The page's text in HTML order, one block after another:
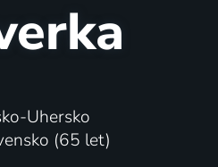
Uhersko
(65 let)